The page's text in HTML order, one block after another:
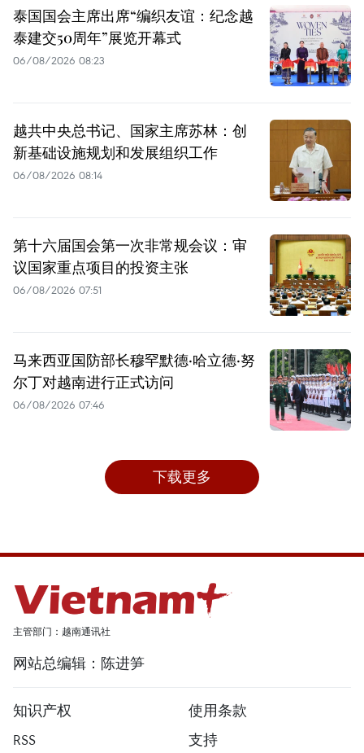
泰国国会主席出席“编织友谊：纪念越
泰建交50周年”展览开幕式
06/08/2026 08:23
越共中央总书记、国家主席苏林：创
新基础设施规划和发展组织工作
06/08/2026 08:14
第十六届国会第一次非常规会议：审
议国家重点项目的投资主张
06/08/2026 07:51
马来西亚国防部长穆罕默德·哈立德·努
尔丁对越南进行正式访问
06/08/2026 07:46
下载更多
主管部门：越南通讯社
网站总编辑：陈进笋
知识产权
使用条款
RSS
支持